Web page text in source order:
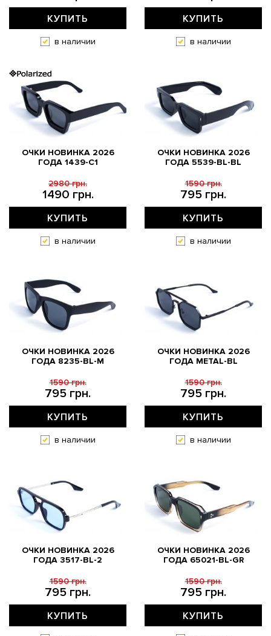
КУПИТЬ
в наличии
КУПИТЬ
в наличии
ОЧКИ НОВИНКА 2026
ГОДА 1439-C1
1490 грн.
2980 грн.
КУПИТЬ
в наличии
ОЧКИ НОВИНКА 2026
ГОДА 5539-BL-BL
795 грн.
1590 грн.
КУПИТЬ
в наличии
ОЧКИ НОВИНКА 2026
ГОДА 8235-BL-M
795 грн.
1590 грн.
КУПИТЬ
в наличии
ОЧКИ НОВИНКА 2026
ГОДА METAL-BL
795 грн.
1590 грн.
КУПИТЬ
в наличии
ОЧКИ НОВИНКА 2026
ГОДА 3517-BL-2
795 грн.
1590 грн.
КУПИТЬ
ОЧКИ НОВИНКА 2026
ГОДА 65021-BL-GR
795 грн.
1590 грн.
КУПИТЬ